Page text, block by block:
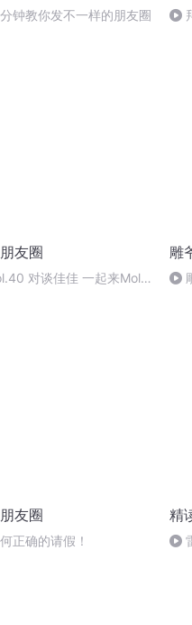
钟教你发不一样的朋友圈
友圈
对谈佳佳 一起来Molly
雕
友圈
正确的请假！
精